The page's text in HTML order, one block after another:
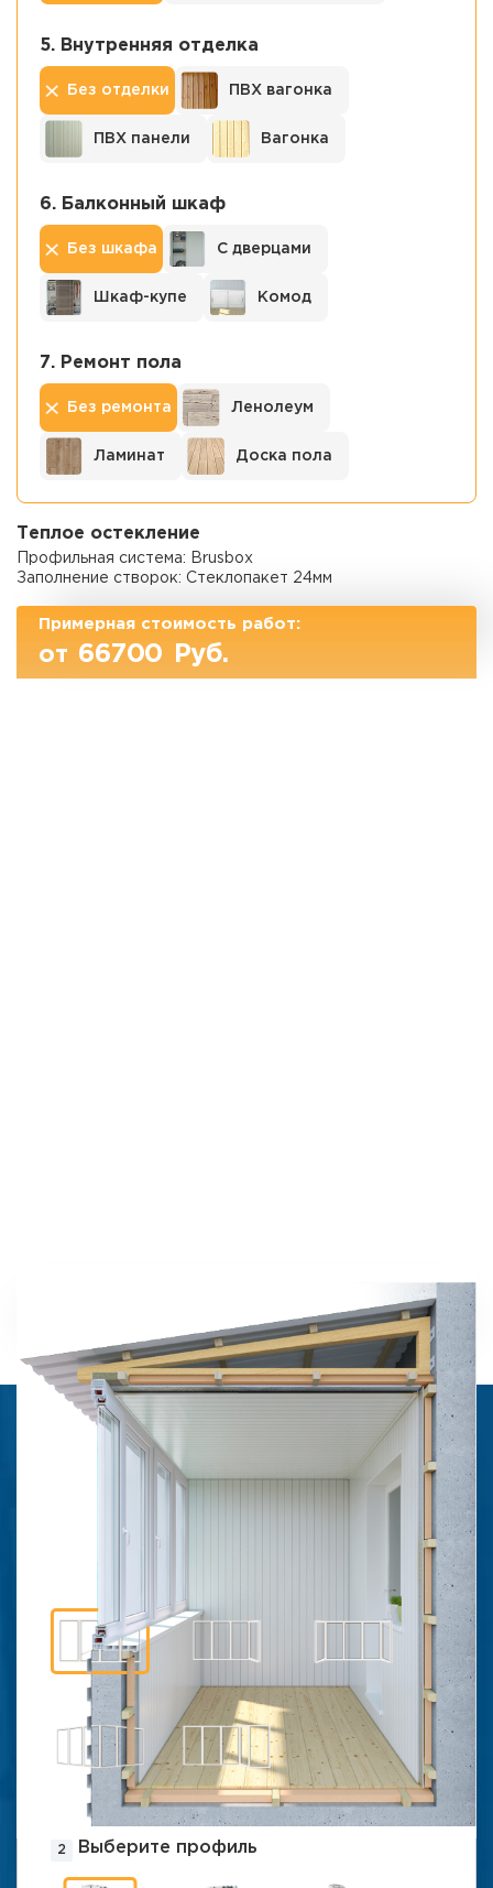
5. Внутренняя отделка
Без отделки ПВХ вагонка
ПВХ панели Вагонка
6. Балконный шкаф
Без шкафа С дверцами
Шкаф-купe Комод
7. Ремонт пола
Без ремонта Ленолеум
Ламинат Доска пола
Теплое остекление
Профильная система: Brusbox
Заполнение створок: Стеклопакет 24мм
Примерная стоимость работ:
66700
на 6 месяцев
Калькулятор оконных
лоджий
Прямой Г-образный П-образный
«Лодочка» «Каблук»
Выберите профиль